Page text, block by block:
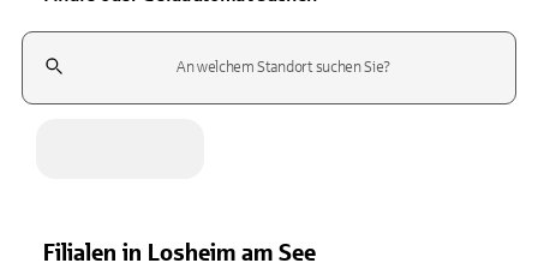
Suchfeld
Filialen in Losheim am See